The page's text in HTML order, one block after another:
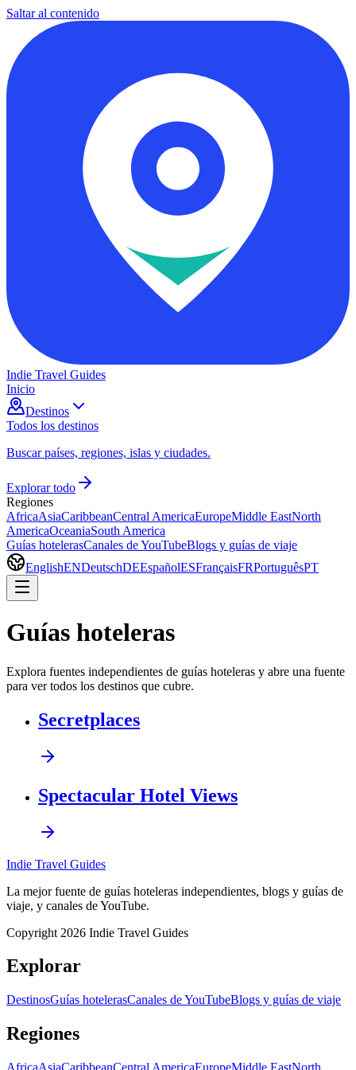
Saltar al contenido
Indie Travel Guides
Inicio
Destinos
Todos los destinos
Buscar países, regiones, islas y ciudades.
Explorar todo
Regiones
AfricaAsiaCaribbeanCentral AmericaEuropeMiddle EastNorth
AmericaOceaniaSouth America
Guías hotelerasCanales de YouTubeBlogs y guías de viaje
EnglishENDeutschDEEspañolESFrançaisFRPortuguêsPT
Guías hoteleras
Explora fuentes independientes de guías hoteleras y abre una fuente
para ver todos los destinos que cubre.
Secretplaces
Spectacular Hotel Views
Indie Travel Guides
La mejor fuente de guías hoteleras independientes, blogs y guías de
viaje, y canales de YouTube.
Copyright 2026 Indie Travel Guides
Explorar
DestinosGuías hotelerasCanales de YouTubeBlogs y guías de viaje
Regiones